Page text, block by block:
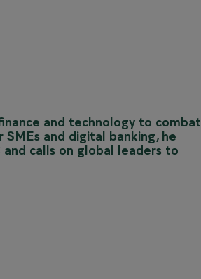
and technology to combat
and digital banking, he
calls on global leaders to